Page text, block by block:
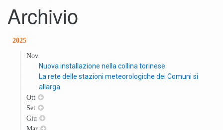
Archivio
2025
Nov
Nuova installazione nella collina torinese
La rete delle stazioni meteorologiche dei Comuni si
allarga
Ott
Set
Giu